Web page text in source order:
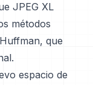
JPEG XL
métodos
que
espacio de